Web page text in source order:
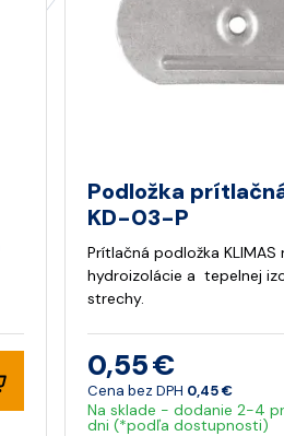
Podložka
KD-03-P
Prítlačná podložka KLIMAS
hydroizolácie a tepelnej
strechy.
0,55 €
Cena bez DPH 0,45 €
Na sklade - dodanie 2-4
dni (*podľa dostupnosti)